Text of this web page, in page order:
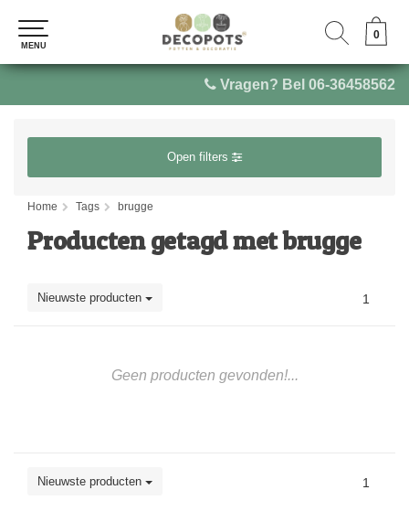
Vragen? Bel 06-36458562
0
MENU
0
MENU
Open filters
Home Tags brugge
Producten getagd met brugge
Nieuwste producten 1
Geen producten gevonden!...
Nieuwste producten 1